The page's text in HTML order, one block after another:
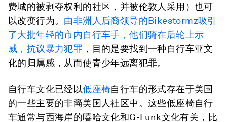
费城的被剥夺权利的社区，并被伦敦人采用）也可
以改变行为。 由非洲人后裔领导的Bikestormz吸引
了大批年轻的市内自行车手，他们骑在后轮上示
威，抗议暴力犯罪 ，目的是要找到一种自行车亚文
化的归属感，从而使青少年远离犯罪。
自行车文化已经以低座椅自行车的形式存在于美国
的一些主要的非裔美国人社区中。这些低座椅自行
车通常与西海岸的嘻哈文化和G-Funk文化有关，比